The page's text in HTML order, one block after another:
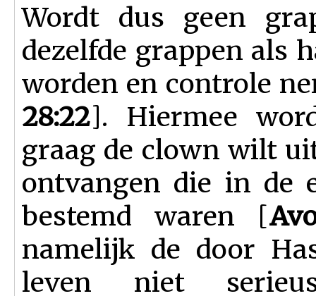
Wordt dus geen
dezelfde grappen als
worden en controle
28:22]. Hiermee
graag de clown wilt
ontvangen die in de
bestemd waren [
namelijk de door
leven niet